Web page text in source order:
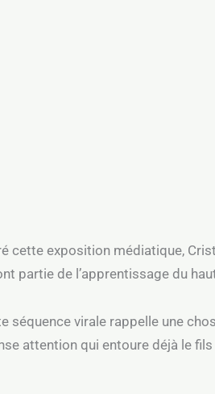
cette exposition médiatique,
partie de l’apprentissage du
séquence virale rappelle une
attention qui entoure déjà le